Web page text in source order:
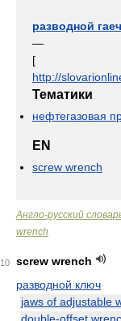
разводной
—
[
http://
Тематики
нефтегазовая
EN
screw wrench
Англо-русский
wrench
10
screw wrench
разводной ключ
jaws of adjustable